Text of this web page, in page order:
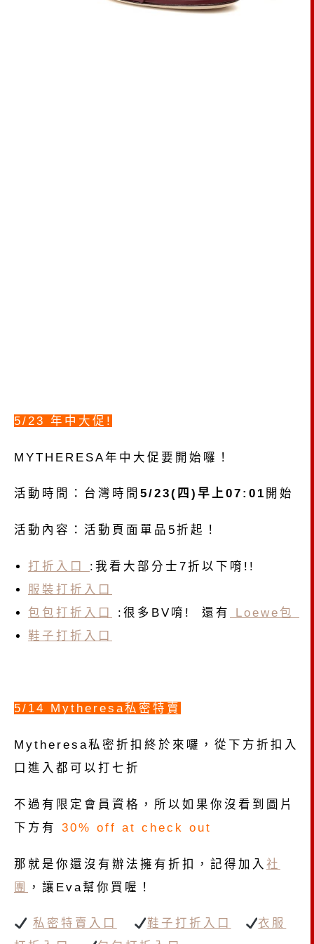
5/23 年中大促!
MYTHERESA年中大促要開始囉！
活動時間：台灣時間 5/23(四)早上07:01 開始
活動內容：活動頁面單品5折起！
打折入口 :我看大部分士7折以下唷!!
服裝打折入口
包包打折入口
:很多BV唷! 還有
Loewe包
鞋子打折入口
5/14 Mytheresa私密特賣
Mytheresa私密折扣終於來囉，從下方折扣入
口進入都可以打七折
不過有限定會員資格，所以如果你沒看到圖片
下方有
30% off at check out
那就是你還沒有辦法擁有折扣，記得加入 社
團
，讓Eva幫你買喔！
私密特賣入口 鞋子打折入口
衣服